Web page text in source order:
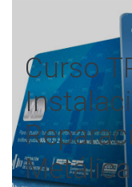
Curso